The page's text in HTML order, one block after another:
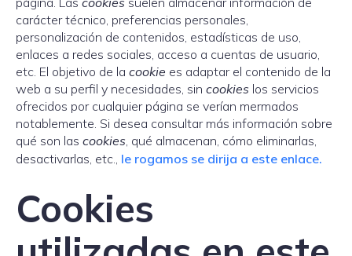
carácter técnico, preferencias personales,
personalización de contenidos, estadísticas de uso,
enlaces a redes sociales, acceso a cuentas de usuario,
etc. El objetivo de la cookie es adaptar el contenido de la
web a su perfil y necesidades, sin cookies los servicios
ofrecidos por cualquier página se verían mermados
notablemente. Si desea consultar más información sobre
qué son las cookies, qué almacenan, cómo eliminarlas,
desactivarlas, etc., le rogamos se dirija a este enlace.
Cookies